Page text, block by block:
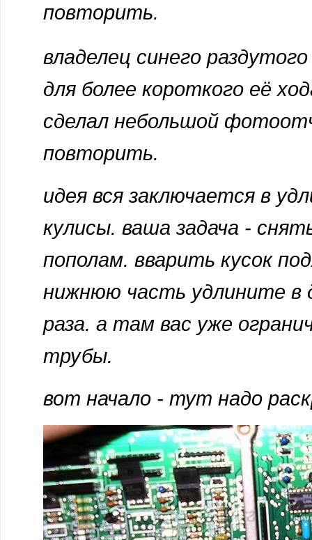
повторить.
владелец синего
для более короткого её
сделал небольшой
повторить.
идея вся заключается в
кулисы. ваша задача -
пополам. вварить кусок
нижнюю часть удлините в
раза. а там вас уже
трубы.
вот начало - тут надо